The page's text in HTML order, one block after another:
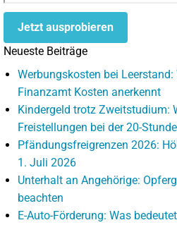
Jetzt ausprobieren
Neueste Beiträge
Werbungskosten bei Leerstand:
Finanzamt Kosten anerkennt
Kindergeld trotz Zweitstudium:
Freistellungen bei der 20-
Pfändungsfreigrenzen 2026:
1. Juli 2026
Unterhalt an Angehörige:
beachten
E-Auto-Förderung: Was